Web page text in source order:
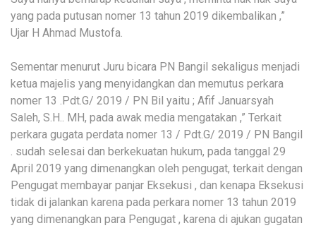
yang pada putusan nomer 13 tahun 2019 dikembalikan ,”
Ujar H Ahmad Mustofa.
Sementar menurut Juru bicara PN Bangil sekaligus menjadi
ketua majelis yang menyidangkan dan memutus perkara
nomer 13 .Pdt.G/ 2019 / PN Bil yaitu ; Afif Januarsyah
Saleh, S.H.. MH, pada awak media mengatakan ,” Terkait
perkara gugata perdata nomer 13 / Pdt.G/ 2019 / PN Bangil
. sudah selesai dan berkekuatan hukum, pada tanggal 29
April 2019 yang dimenangkan oleh pengugat, terkait dengan
Pengugat membayar panjar Eksekusi , dan kenapa Eksekusi
tidak di jalankan karena pada perkara nomer 13 tahun 2019
yang dimenangkan para Pengugat , karena di ajukan gugatan